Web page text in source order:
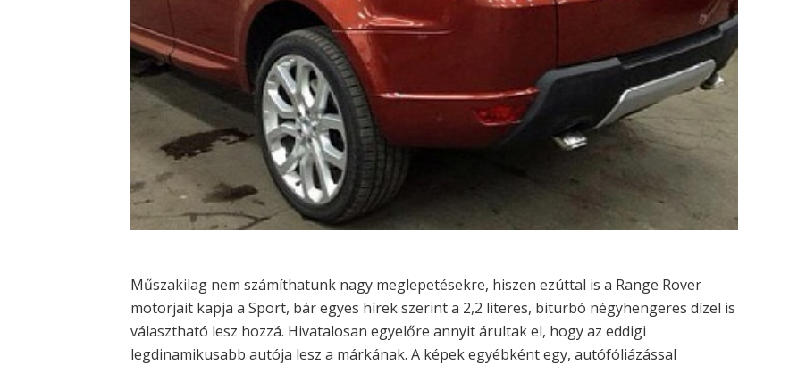
Műszakilag nem számíthatunk nagy meglepetésekre, hiszen ezúttal is a Range Rover
motorjait kapja a Sport, bár egyes hírek szerint a 2,2 literes, biturbó négyhengeres dízel is
választható lesz hozzá. Hivatalosan egyelőre annyit árultak el, hogy az eddigi
legdinamikusabb autója lesz a márkának. A képek egyébként egy, autófóliázással